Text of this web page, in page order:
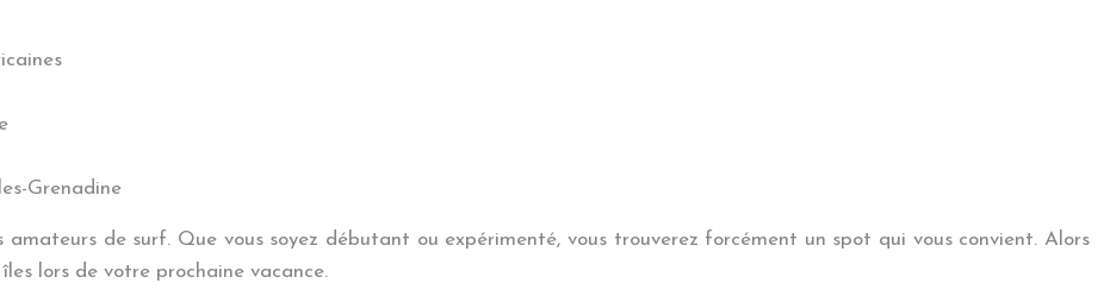
Grenadine
de surf. Que vous soyez débutant ou expérimenté, vous trouverez forcément un spot qui vous convient. Alors
lors de votre prochaine vacance.